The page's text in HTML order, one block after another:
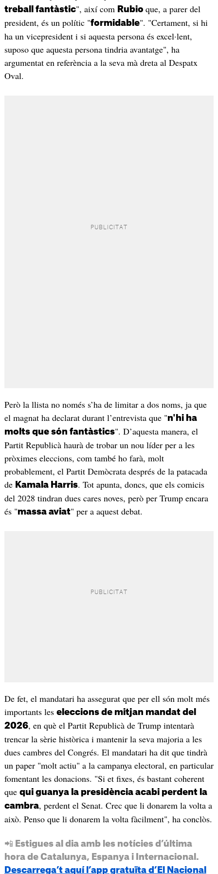
treball fantàstic", així com Rubio que, a parer del
president, és un polític "formidable". "Certament, si hi
ha un vicepresident i si aquesta persona és excel·lent,
suposo que aquesta persona tindria avantatge", ha
argumentat en referència a la seva mà dreta al Despatx
Oval.
Però la llista no només s’ha de limitar a dos noms, ja que
el magnat ha declarat durant l’entrevista que "n'hi ha
molts que són fantàstics". D’aquesta manera, el
Partit Republicà haurà de trobar un nou líder per a les
pròximes eleccions, com també ho farà, molt
probablement, el Partit Demòcrata després de la patacada
de Kamala Harris. Tot apunta, doncs, que els comicis
del 2028 tindran dues cares noves, però per Trump encara
és "massa aviat" per a aquest debat.
De fet, el mandatari ha assegurat que per ell són molt més
importants les eleccions de mitjan mandat del
2026, en què el Partit Republicà de Trump intentarà
trencar la sèrie històrica i mantenir la seva majoria a les
dues cambres del Congrés. El mandatari ha dit que tindrà
un paper "molt actiu" a la campanya electoral, en particular
fomentant les donacions. "Si et fixes, és bastant coherent
que qui guanya la presidència acabi perdent la
cambra, perdent el Senat. Crec que li donarem la volta a
això. Penso que li donarem la volta fàcilment", ha conclòs.
📲 Estigues al dia amb les notícies d’última
hora de Catalunya, Espanya i Internacional.
Descarrega’t aquí l’app gratuïta d’El Nacional